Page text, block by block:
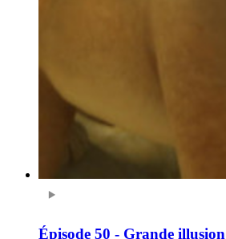
Épisode 50 - Grande illusion